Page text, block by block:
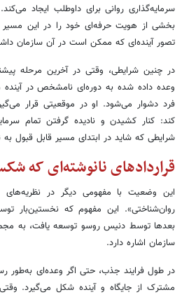
سرمایه‌گذاری روانی برای داوطلب ایجاد
بخشی از هویت حرفه‌ای خود را در این
تصور آینده‌ای که ممکن است در آن سازمان
در چنین شرایطی، وقتی در آخرین مرحله
وعده‌ داده‌ شده به دوره‌ای نامشخص در
فرد دشوار می‌شود. او در موقعیتی قرار
کند: کنار کشیدن و نادیده گرفتن تمام
شرایطی که شاید در ابتدای مسیر قابل قبول
قراردادهای نانوشته‌ای که
این وضعیت با مفهومی دیگر در نظریه‌های
روان‌شناختی». این مفهوم که نخستین‌بار
بعدها توسط دنیس روسو توسعه یافت، به
سازمان اشاره دارد.
در طول فرایند جذب، حتی اگر وعده‌ای به‌طور
مشترک از جایگاه و آینده شکل می‌گیرد.